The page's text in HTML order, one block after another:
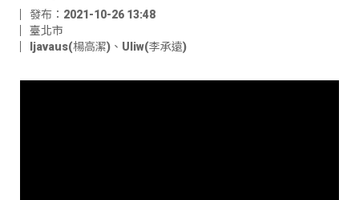
發布：2021-10-26 13:48
臺北市
ljavaus(楊高潔) 、 Uliw(李承遠)